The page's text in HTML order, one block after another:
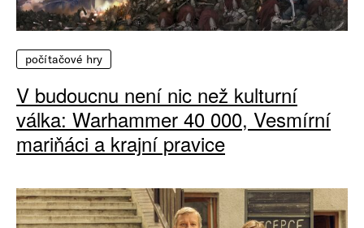
počítačové hry
V budoucnu není nic než kulturní
válka: Warhammer 40 000, Vesmírní
mariňáci a krajní pravice